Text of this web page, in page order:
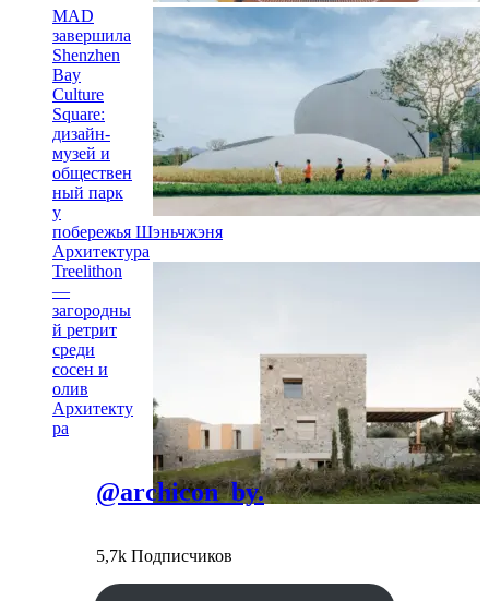
MAD
завершила
Shenzhen
Bay
Culture
Square:
дизайн-
музей и
обществен
ный парк
у
побережья Шэньчжэня
Архитектура
Treelithon
—
загородны
й ретрит
среди
сосен и
олив
Архитекту
ра
@archicon_by.
5,7k Подписчиков